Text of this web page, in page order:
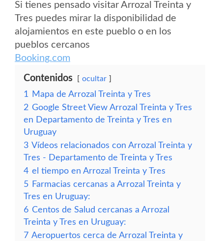
Si tienes pensado visitar Arrozal Treinta y
Tres puedes mirar la disponibilidad de
alojamientos en este pueblo o en los
pueblos cercanos
Booking.com
Contenidos ocultar
1
Mapa de Arrozal Treinta y Tres
2 Google Street View Arrozal Treinta y Tres
en Departamento de Treinta y Tres en
Uruguay
3 Vídeos relacionados con Arrozal Treinta y
Tres - Departamento de Treinta y Tres
4 el tiempo en Arrozal Treinta y Tres
5 Farmacias cercanas a Arrozal Treinta y
Tres en Uruguay:
6 Centos de Salud cercanas a Arrozal
Treinta y Tres en Uruguay:
7 Aeropuertos cerca de Arrozal Treinta y